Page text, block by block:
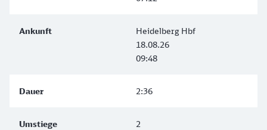
Heidelberg Hbf
18.08.26
09:48
2:36
2